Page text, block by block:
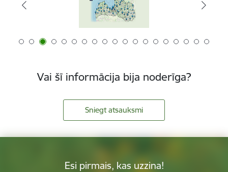
Vai šī informācija bija noderīga?
Sniegt atsauksmi
Esi pirmais, kas uzzina!